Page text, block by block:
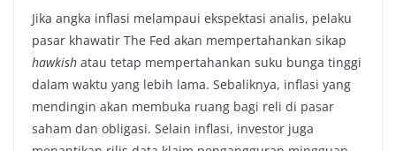
Jika angka inflasi melampaui ekspektasi analis, pelaku
pasar khawatir The Fed akan mempertahankan sikap
hawkish atau tetap mempertahankan suku bunga tinggi
dalam waktu yang lebih lama. Sebaliknya, inflasi yang
mendingin akan membuka ruang bagi reli di pasar
saham dan obligasi. Selain inflasi, investor juga